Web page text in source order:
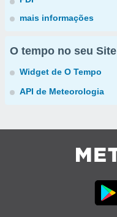
mais informações
O tempo no seu Site
Widget de O Tempo
API de Meteorologia